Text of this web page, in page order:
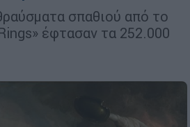
σπαθιού από το
έφτασαν τα 252.000